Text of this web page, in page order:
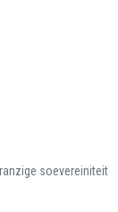
soevereiniteit